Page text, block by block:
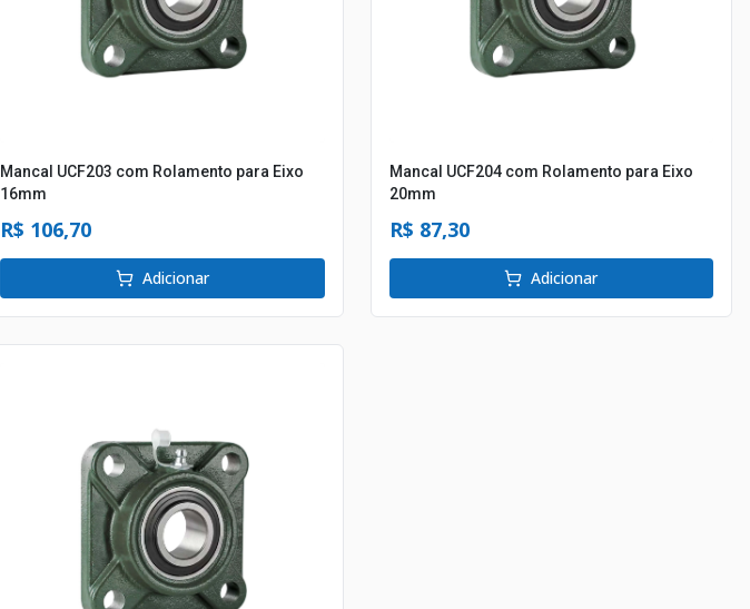
Mancal UCF203 com Rolamento para Eixo
16mm
R$ 106,70
Adicionar
Mancal UCF204 com Rolamento para Eixo
20mm
R$ 87,30
Adicionar